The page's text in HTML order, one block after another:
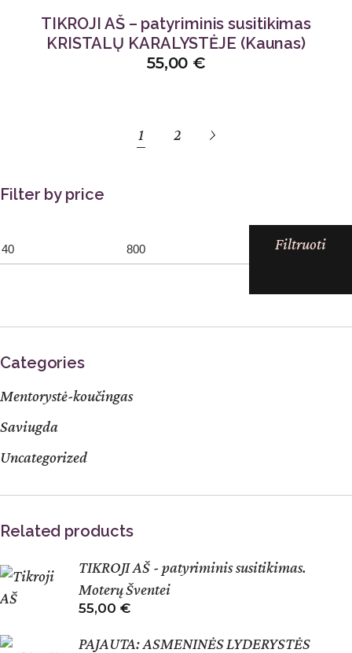
TIKROJI AŠ – patyriminis susitikimas
KRISTALŲ KARALYSTĖJE (Kaunas)
55,00 €
1 2
Filter by price
Filtruoti
Categories
Mentorystė-koučingas
Saviugda
Uncategorized
Related products
TIKROJI AŠ - patyriminis susitikimas.
Moterų Šventei
55,00 €
PAJAUTA: ASMENINĖS LYDERYSTĖS